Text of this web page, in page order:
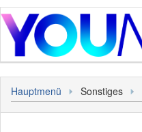
Jobs
Stellenangebote
Login
Hauptmenü Sonstiges